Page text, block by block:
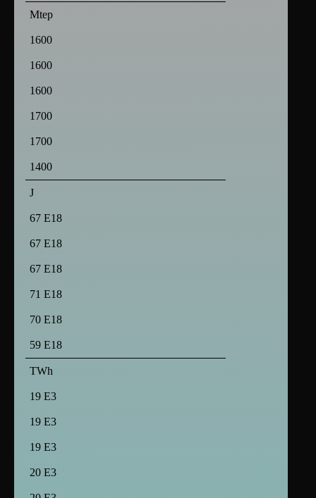
Mtep
1600
1600
1600
1700
1700
1400
J
67 E18
67 E18
67 E18
71 E18
70 E18
59 E18
TWh
19 E3
19 E3
19 E3
20 E3